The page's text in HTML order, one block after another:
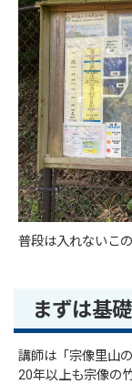
普段は入れないこ
まずは基
講師は「宗像里山
20年以上も宗像の